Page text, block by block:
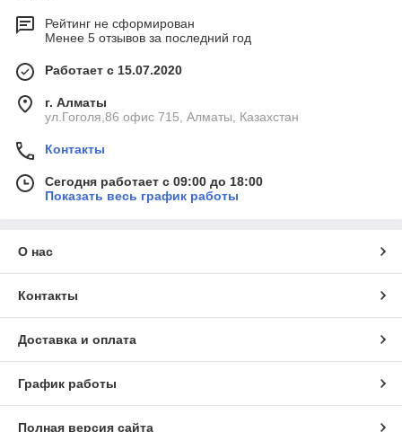
Рейтинг не сформирован
Менее 5 отзывов за последний год
Работает с 15.07.2020
г. Алматы
ул.Гоголя,86 офис 715, Алматы, Казахстан
Контакты
Сегодня работает с 09:00 до 18:00
Показать весь график работы
О нас
Контакты
Доставка и оплата
График работы
Полная версия сайта